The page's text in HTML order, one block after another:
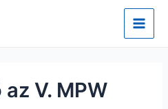
Main
V. MPW